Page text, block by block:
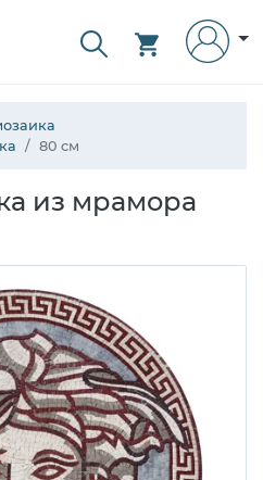
80 см
из мрамора